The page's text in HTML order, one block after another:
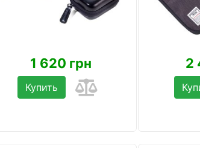
1 620 грн
Купить
2